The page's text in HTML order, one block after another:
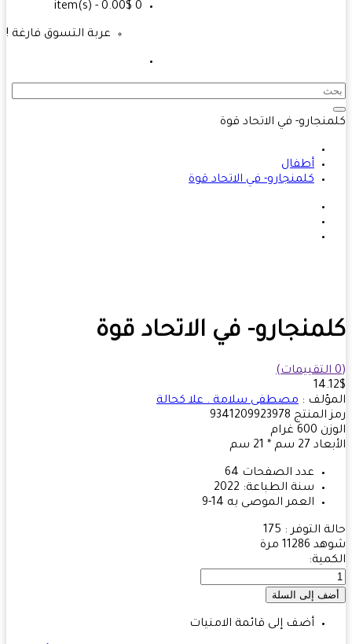
item(s)
- 0.00$
عربة التسوق فارغة !
في الاتحاد قوة
أطفال
كلمنجارو- في الاتحاد قوة
في الاتحاد قوة
:مصطفى سلامة . علا كحالة
المنتج9341209923978
600
غرام
27 سم * 21 سم
عدد الصفحات 64
سنة الطباعة: 2022
العمر الموصى به 14-9
التوفر : 175
11286 مرة
أضف إلى قائمة الامنيات